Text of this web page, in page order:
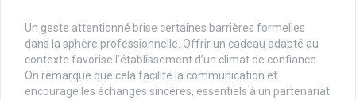
Un geste attentionné brise certaines barrières formelles
dans la sphère professionnelle. Offrir un cadeau adapté au
contexte favorise l’établissement d’un climat de confiance.
On remarque que cela facilite la communication et
encourage les échanges sincères, essentiels à un partenariat